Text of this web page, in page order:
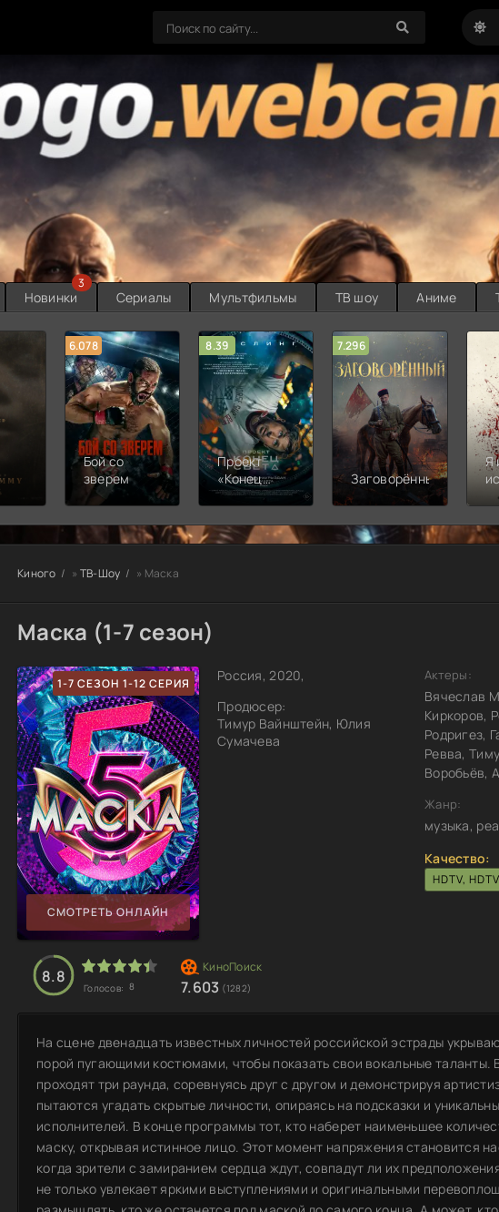
Новинки
3
Сериалы Мультфильмы ТВ шоу Аниме
6.078
Бой со
зверем
8.39
Проект
«Конец
света»
7.296
Заговорённый
Я
Киного » ТВ-Шоу » Маска
Маска (1-7 сезон)
1-7 СЕЗОН 1-12 СЕРИЯ
СМОТРЕТЬ ОНЛАЙН
Россия, 2020,
Продюсер:
Тимур Вайнштейн, Юлия
Сумачева
Актеры:
Вячеслав
Киркоров,
Родригез,
Ревва,
Воробьёв,
Жанр:
музыка,
Качество:
HDTV,
8.8
Голосов: 8 7.603 (1282)
На сцене двенадцать известных личностей российской эстрады
порой пугающими костюмами, чтобы показать свои вокальные таланты.
проходят три раунда, соревнуясь друг с другом и демонстрируя
пытаются угадать скрытые личности, опираясь на подсказки и
исполнителей. В конце программы тот, кто наберет наименьшее
маску, открывая истинное лицо. Этот момент напряжения становится
когда зрители с замиранием сердца ждут, совпадут ли их
не только увлекает яркими выступлениями и оригинальными